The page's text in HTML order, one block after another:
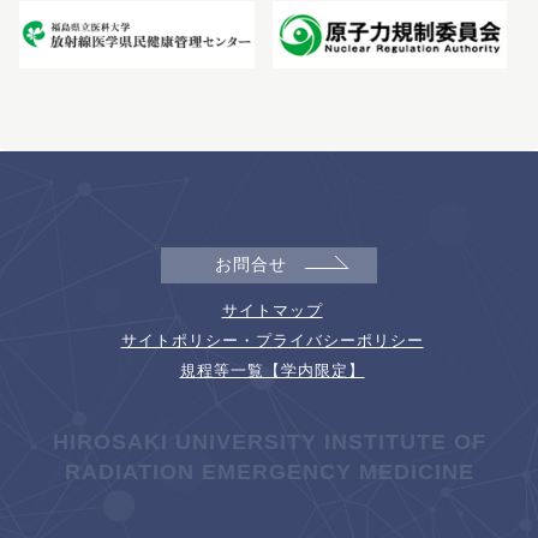
お問合せ
サイトマップ
サイトポリシー・プライバシーポリシー
規程等一覧【学内限定】
HIROSAKI UNIVERSITY INSTITUTE OF
RADIATION EMERGENCY MEDICINE